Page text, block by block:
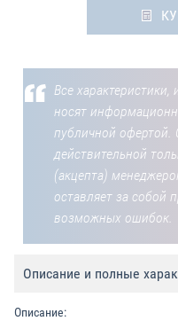
Все
носят
публичной офертой.
действительной
(акцепта)
оставляет за собой
возможных ошибок.
Описание и полные
Описание: